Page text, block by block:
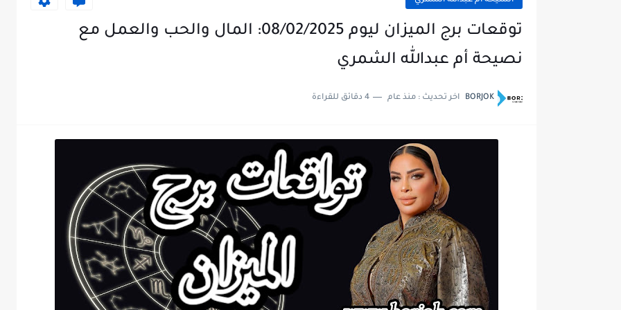
توقعات برج الميزان ليوم 08/02/2025: المال والحب والعمل مع
نصيحة أم عبدالله الشمري
BORJOK اخر تحديث : منذ عام 4 دقائق للقراءة